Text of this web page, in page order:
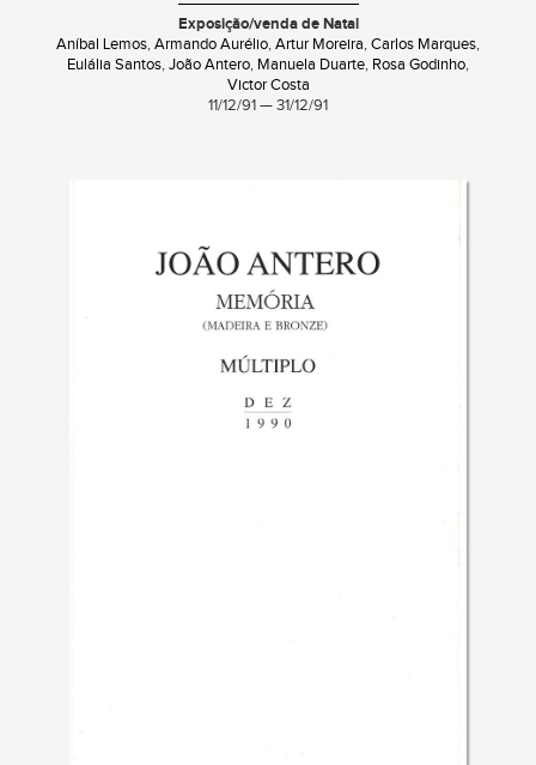
Exposição/venda de Natal
Aníbal Lemos, Armando Aurélio, Artur Moreira, Carlos Marques,
Eulália Santos, João Antero, Manuela Duarte, Rosa Godinho,
Victor Costa
11/12/91 — 31/12/91